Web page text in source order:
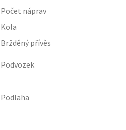
Počet náprav
Kola
Bržděný přívěs
Podvozek
Podlaha